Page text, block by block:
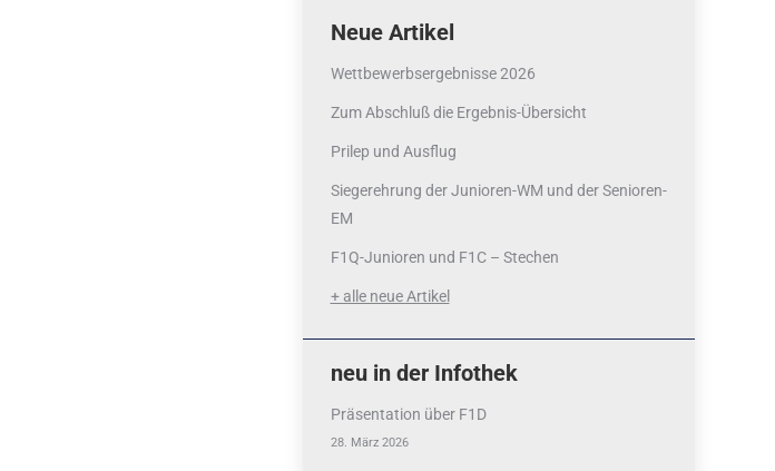
Neue Artikel
Wettbewerbsergebnisse 2026
Zum Abschluß die Ergebnis-Übersicht
Prilep und Ausflug
Siegerehrung der Junioren-WM und der Senioren-
EM
F1Q-Junioren und F1C – Stechen
+ alle neue Artikel
neu in der Infothek
Präsentation über F1D
28. März 2026